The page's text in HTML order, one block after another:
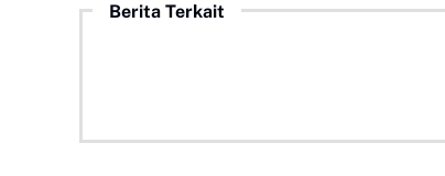
Berita Terkait